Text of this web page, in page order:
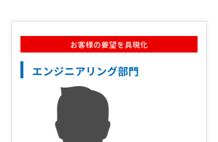
エンジニアリング部門
お客様の要望を具現化